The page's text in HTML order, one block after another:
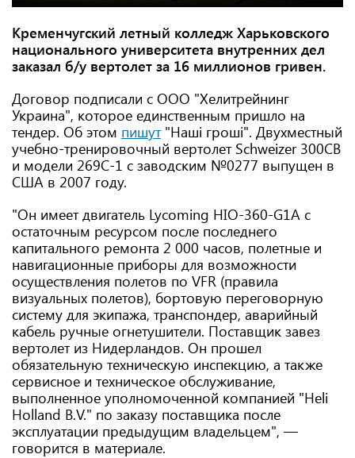
Кременчугский летный колледж Харьковского
национального университета внутренних дел
заказал б/у вертолет за 16 миллионов гривен.
Договор подписали с ООО "Хелитрейнинг
Украина", которое единственным пришло на
тендер. Об этом пишут"Наші гроші". Двухместный
учебно-тренировочный вертолет Schweizer 300CB
и модели 269С-1 с заводским №0277 выпущен в
США в 2007 году.
"Он имеет двигатель Lycoming HIO-360-G1A с
остаточным ресурсом после последнего
капитального ремонта 2 000 часов, полетные и
навигационные приборы для возможности
осуществления полетов по VFR (правила
визуальных полетов), бортовую переговорную
систему для экипажа, транспондер, аварийный
кабель ручные огнетушители. Поставщик завез
вертолет из Нидерландов. Он прошел
обязательную техническую инспекцию, а также
сервисное и техническое обслуживание,
выполненное уполномоченной компанией "Heli
Holland B.V." по заказу поставщика после
эксплуатации предыдущим владельцем", —
говорится в материале.